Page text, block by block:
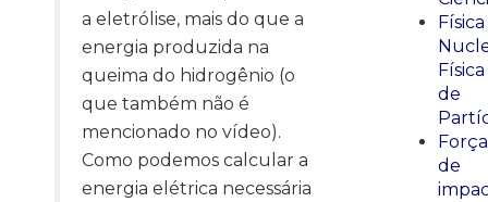
a eletrólise, mais do que a
energia produzida na
queima do hidrogênio (o
que também não é
mencionado no vídeo).
Como podemos calcular a
energia elétrica necessária
Física
Física
de
Força
de